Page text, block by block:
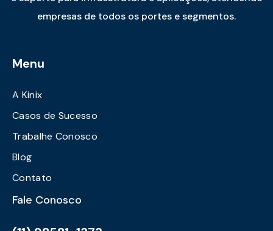
empresas de todos os portes e segmentos.
Menu
A Kinix
Casos de Sucesso
Trabalhe Conosco
Blog
Contato
Fale Conosco